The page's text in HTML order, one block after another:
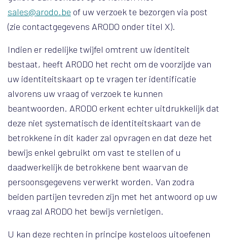
sales@arodo.be of uw verzoek te bezorgen via post
(zie contactgegevens ARODO onder titel X).
Indien er redelijke twijfel omtrent uw identiteit
bestaat, heeft ARODO het recht om de voorzijde van
uw identiteitskaart op te vragen ter identificatie
alvorens uw vraag of verzoek te kunnen
beantwoorden. ARODO erkent echter uitdrukkelijk dat
deze niet systematisch de identiteitskaart van de
betrokkene in dit kader zal opvragen en dat deze het
bewijs enkel gebruikt om vast te stellen of u
daadwerkelijk de betrokkene bent waarvan de
persoonsgegevens verwerkt worden. Van zodra
beiden partijen tevreden zijn met het antwoord op uw
vraag zal ARODO het bewijs vernietigen.
U kan deze rechten in principe kosteloos uitoefenen